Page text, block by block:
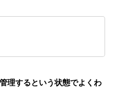
理するという状態でよくわ